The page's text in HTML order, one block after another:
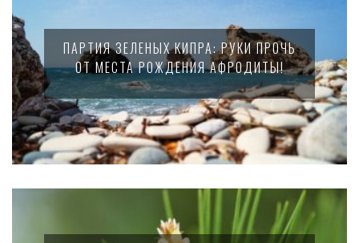
ПАРТИЯ ЗЕЛЕНЫХ КИПРА: РУКИ ПРОЧЬ
ОТ МЕСТА РОЖДЕНИЯ АФРОДИТЫ!